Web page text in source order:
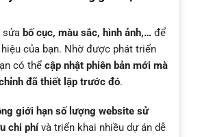
sửa bố cục, màu sắc, hình ảnh,… để
của bạn. Nhờ được phát triển
có thể cập nhật phiên bản mới mà
đã thiết lập trước đó.
giới hạn số lượng website sử
chi phívà triển khai nhiều dự án dễ